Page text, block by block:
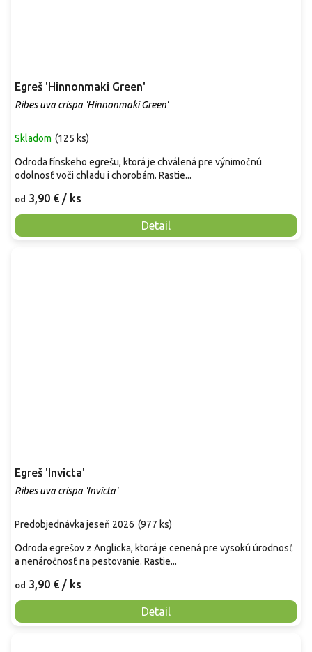
Egreš 'Hinnonmaki Green'
Ribes uva crispa 'Hinnonmaki Green'
Skladom (125 ks)
od 3,90 € / ks
Detail
Odroda fínskeho egrešu, ktorá je chválená pre výnimočnú
odolnosť voči chladu i chorobám. Rastie...
Egreš 'Invicta'
Ribes uva crispa 'Invicta'
Predobjednávka jeseň 2026 (977 ks)
od 3,90 € / ks
Detail
Odroda egrešov z Anglicka, ktorá je cenená pre vysokú úrodnosť
a nenáročnosť na pestovanie. Rastie...